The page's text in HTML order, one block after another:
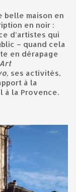
en noir :
d’artistes qui
– quand cela
en dérapage
, ses activités,
à la
à la Provence.